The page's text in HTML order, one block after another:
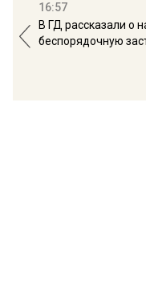
16:57
В ГД рассказали о
беспорядочную